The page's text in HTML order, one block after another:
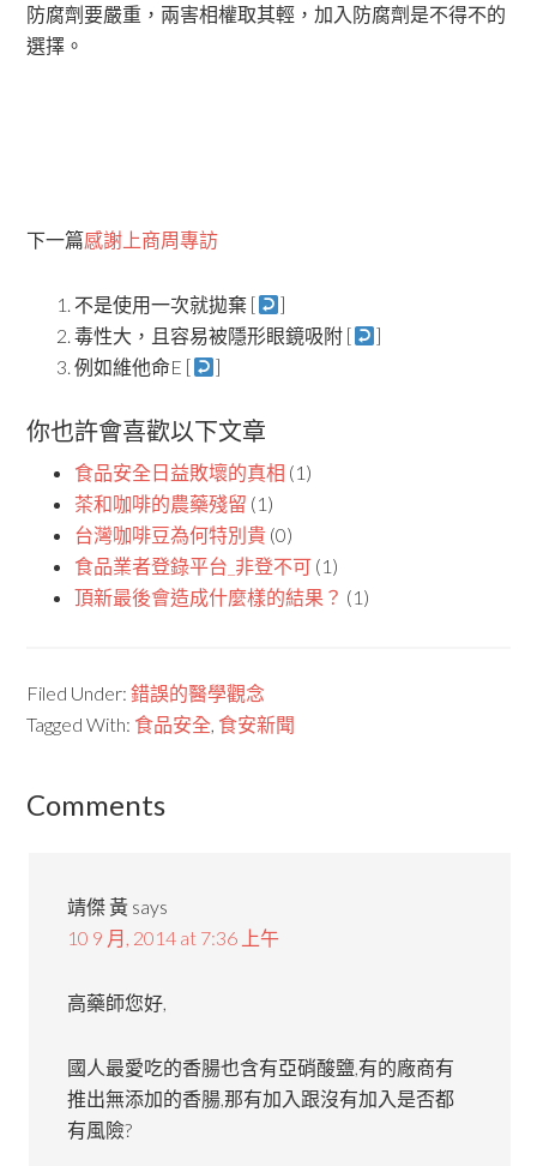
防腐劑要嚴重，兩害相權取其輕，加入防腐劑是不得不的
選擇。
下一篇感謝上商周專訪
不是使用一次就拋棄 [
]
毒性大，且容易被隱形眼鏡吸附 [
]
例如維他命E [
]
你也許會喜歡以下文章
食品安全日益敗壞的真相 (1)
茶和咖啡的農藥殘留 (1)
台灣咖啡豆為何特別貴 (0)
食品業者登錄平台_非登不可 (1)
頂新最後會造成什麼樣的結果？ (1)
Filed Under:錯誤的醫學觀念
Tagged With: 食品安全, 食安新聞
Comments
靖傑 黃 says
10 9 月, 2014 at 7:36 上午
高藥師您好,
國人最愛吃的香腸也含有亞硝酸鹽,有的廠商有
推出無添加的香腸,那有加入跟沒有加入是否都
有風險?